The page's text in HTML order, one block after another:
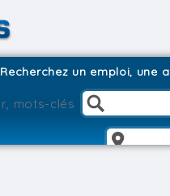
Recherchez un emploi, une